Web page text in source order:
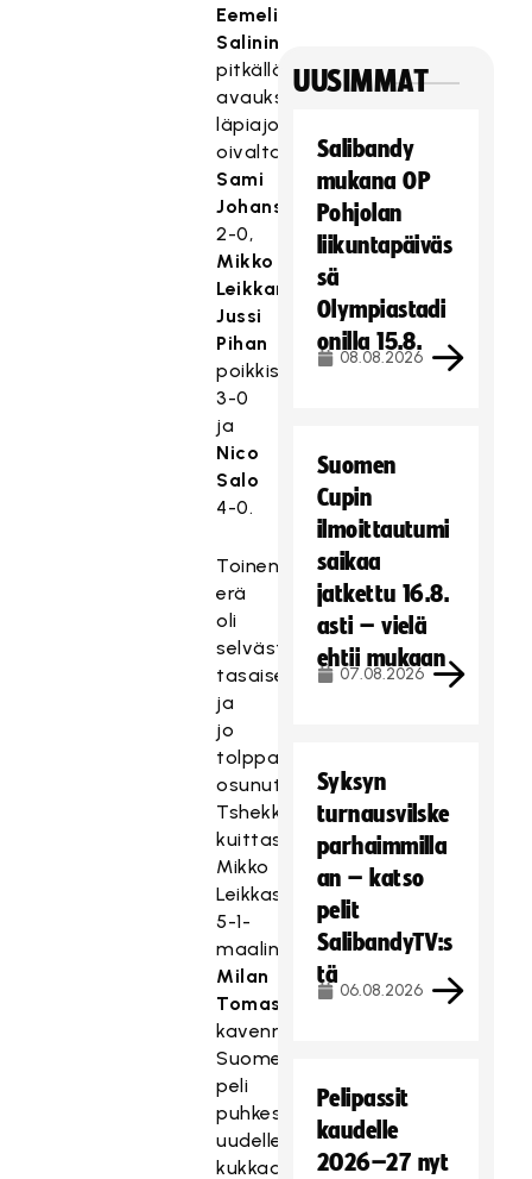
Eemeli
Salinin
pitkällä
avauksella
läpiajoon
oivaltanut
Sami
Johansson
2-0,
Mikko
Leikkanen
Jussi
Pihan
poikkisyötöstä
3-0
ja
Nico
Salo
4-0.
Toinen
erä
oli
selvästi
tasaisempi,
ja
jo
tolppaan
osunut
Tshekki
kuittasi
Mikko
Leikkasen
5-1-
maalin
Milan
Tomasikin
kavennuksella.
Suomen
peli
puhkesi
uudelleen
kukkaan
UUSIMMAT
Salibandy
mukana OP
Pohjolan
liikuntapäiväs
sä
Olympiastadi
onilla 15.8.
08.08.2026
Suomen
Cupin
ilmoittautumi
saikaa
jatkettu 16.8.
asti – vielä
ehtii mukaan
07.08.2026
Syksyn
turnausvilske
parhaimmilla
an – katso
pelit
SalibandyTV:s
tä
06.08.2026
Pelipassit
kaudelle
2026–27 nyt